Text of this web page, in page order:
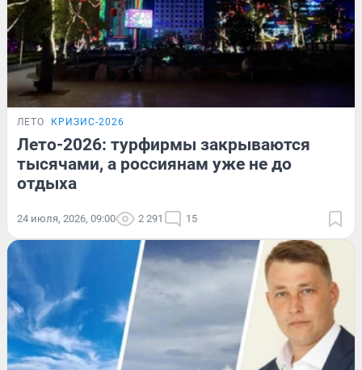
ЛЕТО КРИЗИС-2026
Лето-2026: турфирмы закрываются
тысячами, а россиянам уже не до
отдыха
24 июля, 2026, 09:00 2 291 15